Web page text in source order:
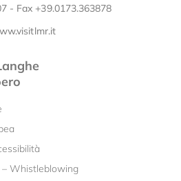
- Fax +39.0173.363878
– Whistleblowing